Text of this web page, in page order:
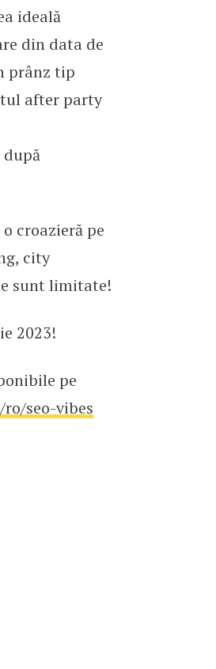
ideală
din data de
prânz tip
after party
croazieră pe
city
sunt limitate!
2023!
pe
seo-vibes